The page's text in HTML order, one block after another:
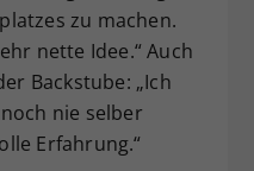
zu machen.
nette Idee.“ Auch
Backstube: „Ich
nie selber
Erfahrung.“